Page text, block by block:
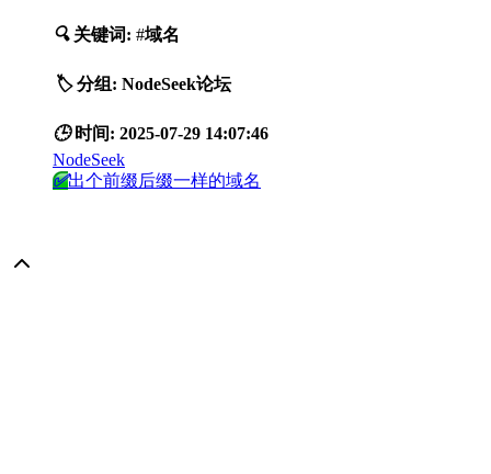
🔍 关键词: #域名
🏷️ 分组: NodeSeek论坛
🕒 时间: 2025-07-29 14:07:46
NodeSeek
✅出个前缀后缀一样的域名